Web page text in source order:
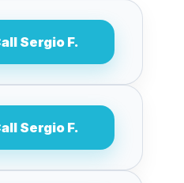
Sergio F.
Sergio F.